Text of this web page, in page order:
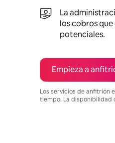
La
los cobros
potenciales.
Empieza a
Los servicios de anfitrión
tiempo. La disponibilidad